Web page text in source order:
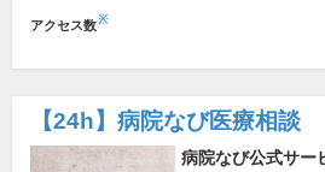
アクセス数※
【24h】 病院なび医療相談
病院なび公式サー